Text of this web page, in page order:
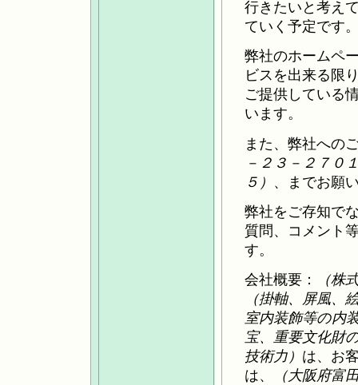
行きたいと考え
ていく予定です
弊社のホームペ
ビスを出来る限
ご提供している
います。
また、弊社への
－２３－２７０
５） 、までお願
弊社をご存知で
質問、コメント
す。
会社概要：
（株
（掛軸、屏風、
室内装飾等の内
宝、重要文化財
技術力） は、お
は、
（大阪府富